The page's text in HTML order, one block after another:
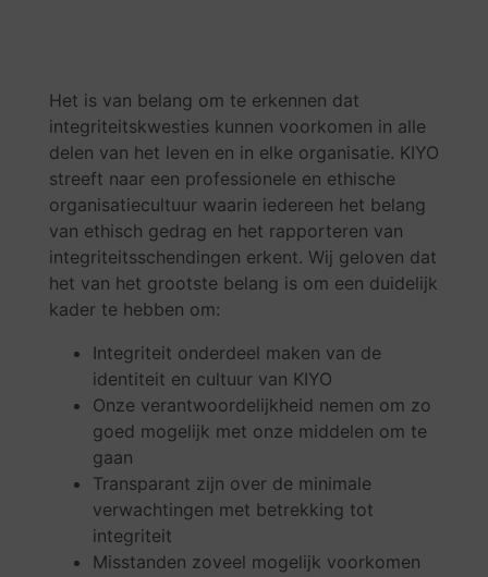
Het is van belang om te erkennen dat
integriteitskwesties kunnen voorkomen in alle
delen van het leven en in elke organisatie. KIYO
streeft naar een professionele en ethische
organisatiecultuur waarin iedereen het belang
van ethisch gedrag en het rapporteren van
integriteitsschendingen erkent. Wij geloven dat
het van het grootste belang is om een duidelijk
kader te hebben om:
Integriteit onderdeel maken van de
identiteit en cultuur van KIYO
Onze verantwoordelijkheid nemen om zo
goed mogelijk met onze middelen om te
gaan
Transparant zijn over de minimale
verwachtingen met betrekking tot
integriteit
Misstanden zoveel mogelijk voorkomen